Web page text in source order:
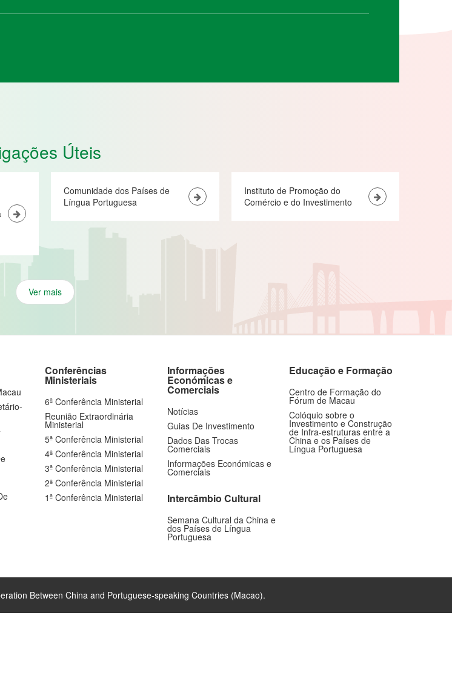
Úteis
Comunidade dos Países de
Língua Portuguesa
Instituto de Promoção do
Comércio e do Investimento
Ver mais
Conferências
Ministeriais
6ª Conferência Ministerial
Reunião Extraordinária
Ministerial
5ª Conferência Ministerial
4ª Conferência Ministerial
3ª Conferência Ministerial
2ª Conferência Ministerial
1ª Conferência Ministerial
Informações
Económicas e
Comerciais
Notícias
Guias De Investimento
Dados Das Trocas
Comerciais
Informações Económicas e
Comerciais
Intercâmbio Cultural
Semana Cultural da China e
dos Países de Língua
Portuguesa
Educação e Formação
Centro de Formação do
Fórum de Macau
Colóquio sobre o
Investimento e Construção
de Infra-estruturas entre a
China e os Países de
Língua Portuguesa
Between China and Portuguese-speaking Countries (Macao).